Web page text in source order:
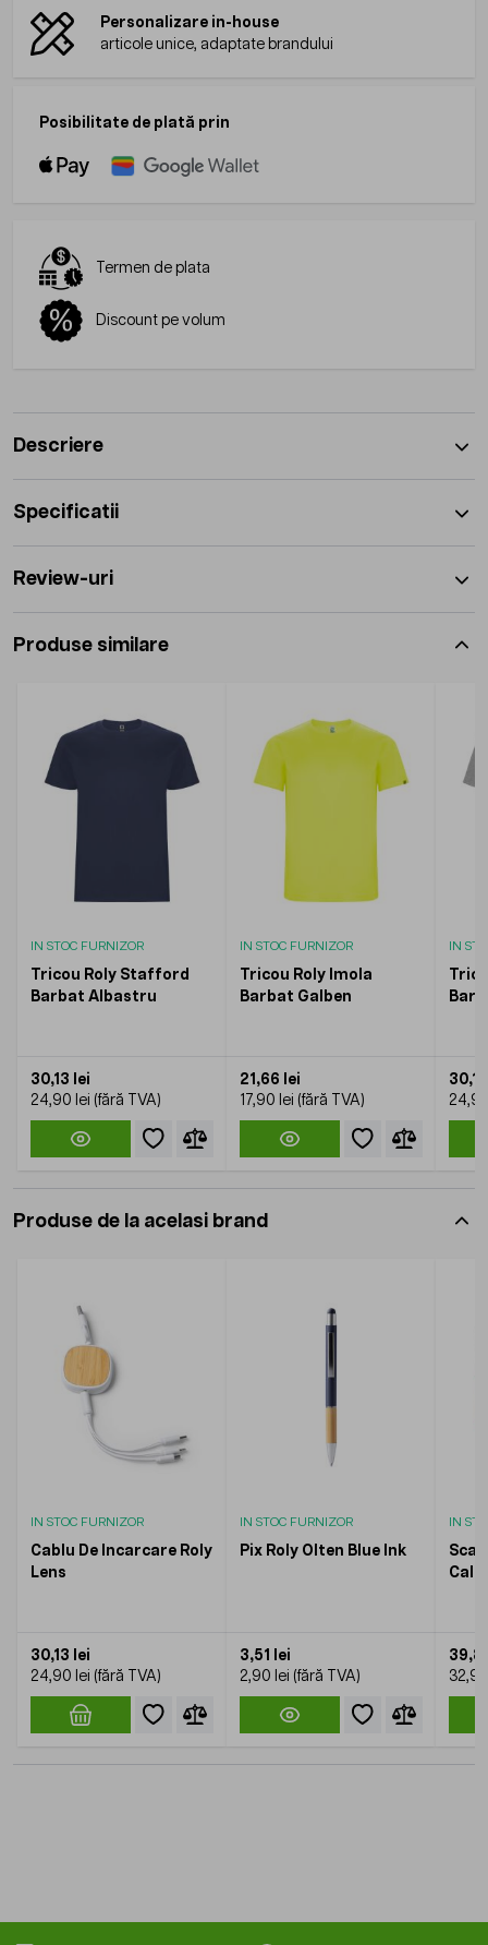
Personalizare in-house
articole unice, adaptate brandului
Posibilitate de plată prin
Termen de plata
Discount pe volum
Descriere
Specificatii
Review-uri
Produse similare
IN STOC FURNIZOR
Tricou Roly Stafford
Barbat Albastru
30,13 lei
24,90 lei
IN STOC FURNIZOR
Tricou Roly Imola
Barbat Galben
21,66 lei
17,90 lei
IN
Produse de la acelasi brand
IN STOC FURNIZOR
Cablu De Incarcare Roly
Lens
30,13 lei
24,90 lei
IN STOC FURNIZOR
Pix Roly Olten Blue Ink
3,51 lei
2,90 lei
IN